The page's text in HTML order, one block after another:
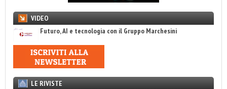
VIDEO
Futuro, AI e tecnologia con il Gruppo Marchesini
LE RIVISTE